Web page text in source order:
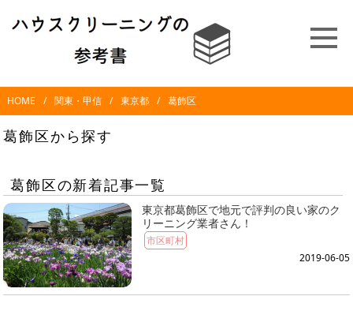
HOME 関東・甲信 東京都 葛飾区
葛飾区から探す
葛飾区の新着記事一覧
東京都葛飾区で地元で評判の良い家のク
リーニング業者さん！
市区町村
2019-06-05